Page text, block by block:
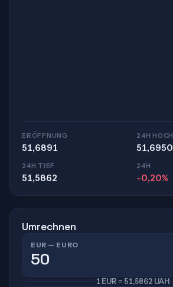
ERÖFFNUNG
51,6891
24H HOCH
51,6950
24H TIEF
51,5862
24H
-0,20%
Umrechnen
EUR — EURO
1 EUR = 51,5862 UAH